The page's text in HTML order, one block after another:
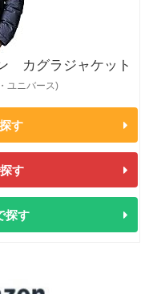
カグラジャケット
ユニバース)
す
す
探す